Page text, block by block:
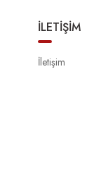
İLETİŞİM
İletişim